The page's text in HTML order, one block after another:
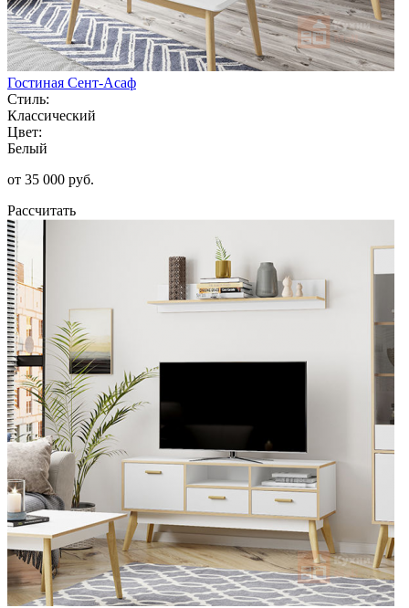
Гостиная Сент-Асаф
Стиль:
Классический
Цвет:
Белый
от 35 000 руб.
Рассчитать